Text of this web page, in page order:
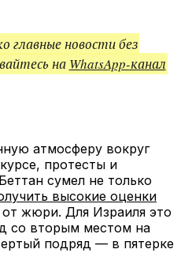
главные новости без
на WhatsApp-канал
атмосферу вокруг
протесты и
сумел не только
высокие оценки
от жюри. Для Израиля это
со вторым местом на
подряд — в пятерке